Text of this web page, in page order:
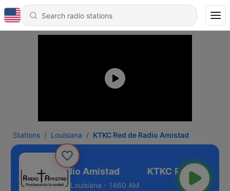
Stations Louisiana KTKC Red de Radio Amistad
Red de Radio Amistad
Louisiana - 1460 AM